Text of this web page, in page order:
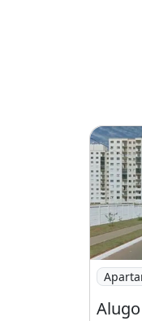
-
ZAP 9